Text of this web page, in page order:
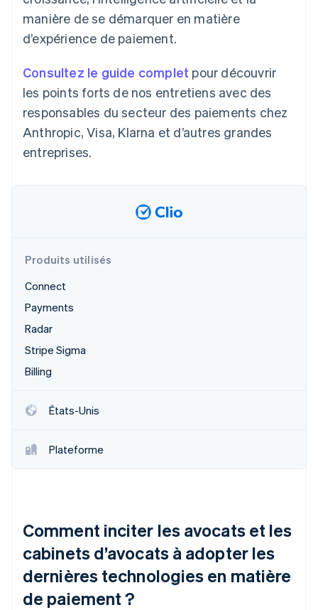
manière de se démarquer en matière
d’expérience de paiement.
Consultez le guide complet pour découvrir
les points forts de nos entretiens avec des
responsables du secteur des paiements chez
Anthropic, Visa, Klarna et d’autres grandes
entreprises.
Produits utilisés
Connect
Payments
Radar
Stripe Sigma
Billing
États-Unis
Plateforme
Comment inciter les avocats et les
cabinets d’avocats à adopter les
dernières technologies en matière
de paiement ?